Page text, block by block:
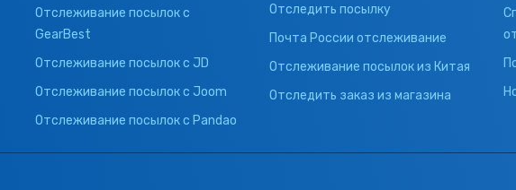
Отслеживание посылок с
GearBest
Отслеживание посылок с JD
Отслеживание посылок с Joom
Отслеживание посылок с Pandao
Отследить посылку
Почта России отслеживание
Отслеживание посылок из Китая
Отследить заказ из магазина